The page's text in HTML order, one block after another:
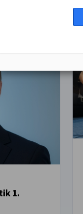
1.